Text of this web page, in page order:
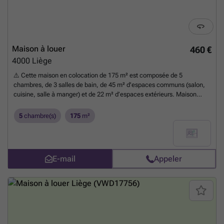
460 €
Maison à louer
4000 Liège
⚠️ Cette maison en colocation de 175 m² est composée de 5
chambres, de 3 salles de bain, de 45 m² d'espaces communs (salon,
cuisine, salle à manger) et de 22 m² d’espaces extérieurs. Maison
📍 Où ? Impasse Hubart 📐Taille de la chambre ? 16 m2 💶 Prix ? 690€
5 chambre(s) 175 m²
E-mail Appeler